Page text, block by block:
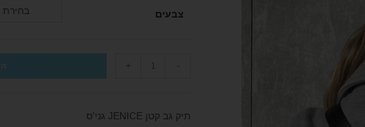
צבעים
-
+
תיק גב קטן JENICE גני'ס